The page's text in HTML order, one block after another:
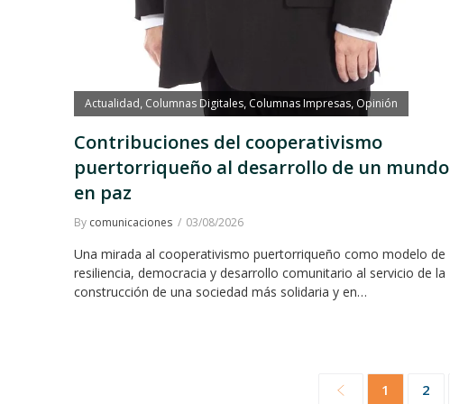
Actualidad Columnas Digitales, Columnas Impresas, Opinión
Contribuciones del cooperativismo
puertorriqueño al desarrollo de un mundo
en paz
By comunicaciones 03/08/2026
Una mirada al cooperativismo puertorriqueño como modelo de
resiliencia, democracia y desarrollo comunitario al servicio de la
construcción de una sociedad más solidaria y en…
1 2